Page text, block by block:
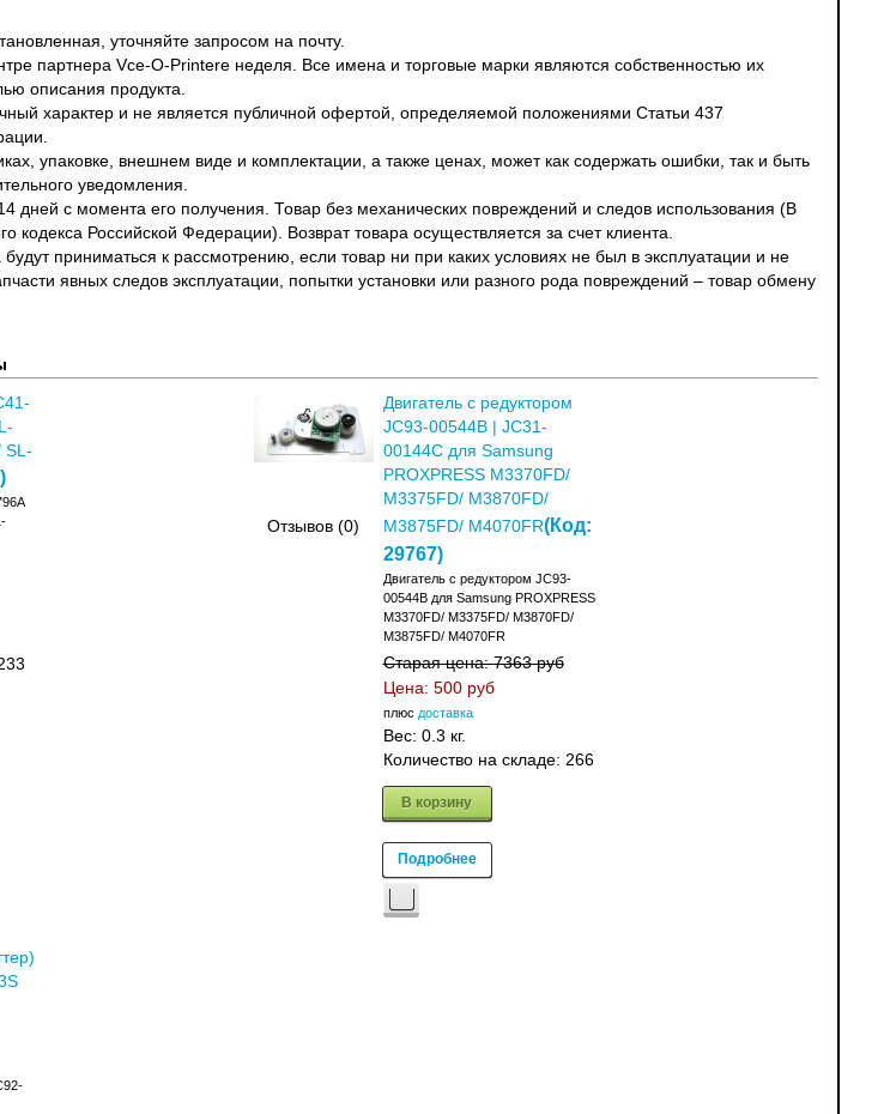
уточняйте запросом на почту.
партнера Vce-O-Printere неделя. Все имена и торговые марки являются собственностью их
описания продукта.
характер и не является публичной офертой, определяемой положениями Статьи 437
упаковке, внешнем виде и комплектации, а также ценах, может как содержать ошибки, так и быть
уведомления.
дней с момента его получения. Товар без механических повреждений и следов использования (В
кодекса Российской Федерации). Возврат товара осуществляется за счет клиента.
приниматься к рассмотрению, если товар ни при каких условиях не был в эксплуатации и не
явных следов эксплуатации, попытки установки или разного рода повреждений – товар обмену
SL-
)
Отзывов (0)
Двигатель с редуктором
JC93-00544B | JC31-
00144C для Samsung
PROXPRESS M3370FD/
M3375FD/ M3870FD/
M3875FD/ M4070FR(Код:
29767)
Двигатель с редуктором JC93-
00544B для Samsung PROXPRESS
M3370FD/ M3375FD/ M3870FD/
M3875FD/ M4070FR
Старая цена:7363 руб
Цена: 500 руб
плюс доставка
Вес: 0.3 кг.
Количество на складе: 266
В корзину
Подробнее